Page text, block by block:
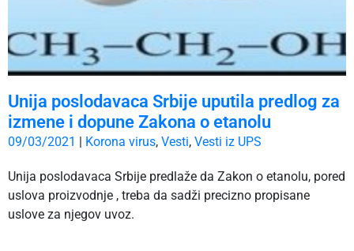
Unija poslodavaca Srbije uputila predlog za
izmene i dopune Zakona o etanolu
09/03/2021 | Korona virus, Vesti, Vesti iz UPS
Unija poslodavaca Srbije predlaže da Zakon o etanolu, pored
uslova proizvodnje , treba da sadži precizno propisane
uslove za njegov uvoz.